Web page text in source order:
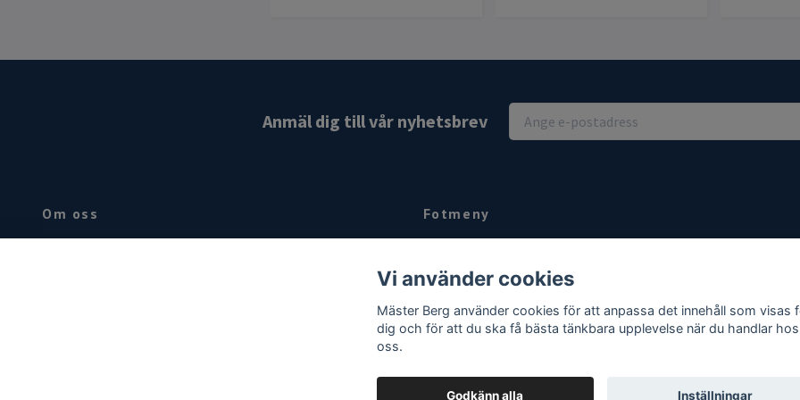
Anmäl dig till vår nyhetsbrev
Om oss Fotmeny
Köpvillkor
Om
Vi använder cookies
Mäster Berg använder cookies för att anpassa det innehåll som visas
dig och för att du ska få bästa tänkbara upplevelse när du handlar hos
oss.
Godkänn alla Inställningar